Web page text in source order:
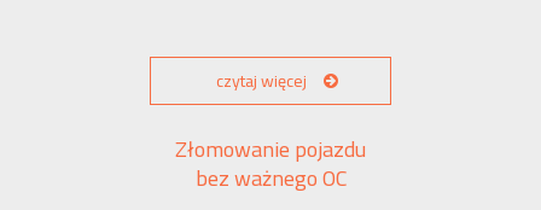
czytaj więcej
Złomowanie pojazdu
bez ważnego OC